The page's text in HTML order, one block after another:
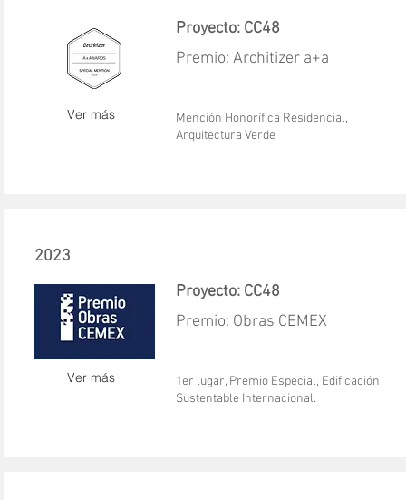
Ver más
Proyecto: CC48
Premio: Architizer a+a
Mención Honorífica Residencial,
Arquitectura Verde
2023
Ver más
Proyecto: CC48
Premio: Obras CEMEX
1er lugar, Premio Especial, Edificación
Sustentable Internacional.